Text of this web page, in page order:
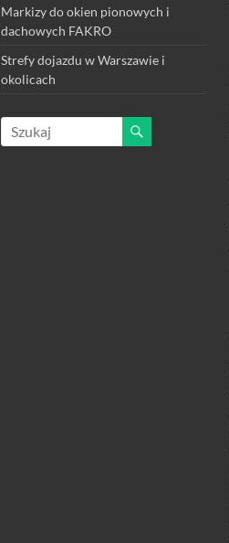
Markizy do okien pionowych i
dachowych FAKRO
Strefy dojazdu w Warszawie i
okolicach